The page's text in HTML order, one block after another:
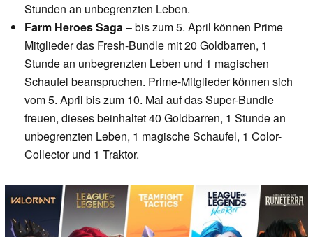
Stunden an unbegrenzten Leben.
Farm Heroes Saga– bis zum 5. April können Prime
Mitglieder das Fresh-Bundle mit 20 Goldbarren, 1
Stunde an unbegrenzten Leben und 1 magischen
Schaufel beanspruchen. Prime-Mitglieder können sich
vom 5. April bis zum 10. Mai auf das Super-Bundle
freuen, dieses beinhaltet 40 Goldbarren, 1 Stunde an
unbegrenzten Leben, 1 magische Schaufel, 1 Color-
Collector und 1 Traktor.